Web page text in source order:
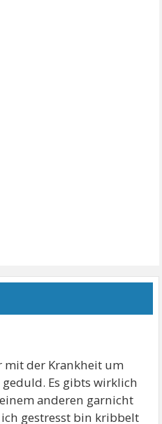
mit der Krankheit um
Es gibts wirklich
anderen garnicht
gestresst bin kribbelt